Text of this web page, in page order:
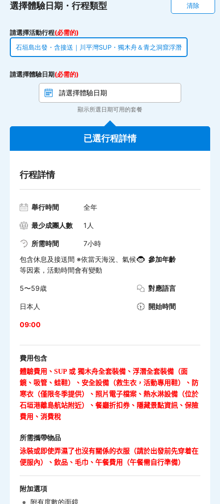
選擇體驗日期・行程類型 清除
請選擇活動行程(必需的)
石垣島出發・含接送｜川平灣SUP・獨木舟＆青之洞窟浮潛
請選擇體驗日期(必需的)
顯示所選日期可用的套餐
已選行程詳情
行程詳情
舉行時間 全年
最少成團人數 1人
所需時間
7小時
包含休息及接送間 ※依當天海況、氣候
等因素，活動時間會有變動
參加年齡
5〜59歳 對應語言
日本人 開始時間
09:00
費用包含
體驗費用、 SUP 或 獨木舟全套裝備、浮潛全套裝備（面
鏡、吸管、蛙鞋）、安全設備（救生衣，活動專用鞋）、防
寒衣（僅限冬季提供）、照片電子檔案、熱水淋設備（位於
石垣港離島航站附近）、餐廳折扣券、隱藏景點資訊、保險
費用、消費稅
所需攜帶物品
泳裝或即使弄濕了也沒有關係的衣服 （請於出發前先穿着在
便服內）
、飲品、毛巾、午餐費用（午餐需自行準備）
附加選項
附有度數的面鏡